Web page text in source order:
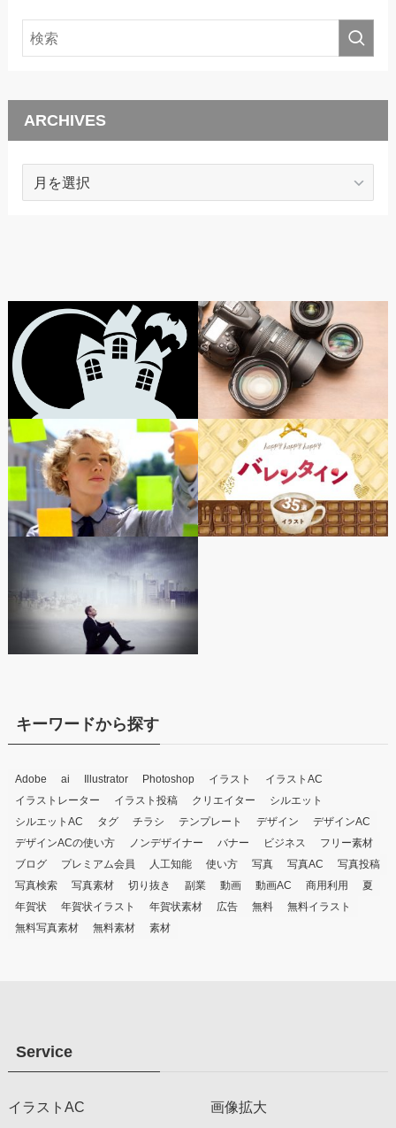
ARCHIVES
ARCHIVES
キーワードから探す
Adobe ai Illustrator Photoshop イラスト
イラストAC
イラストレーター
イラスト投稿 クリエイター
シルエット
シルエットAC
タグ チラシ テンプレート デザイン
デザインAC
デザインACの使い方
ノンデザイナー バナー ビジネス
フリー素材
ブログ
プレミアム会員 人工知能 使い方 写真 写真AC
写真投稿
写真検索
写真素材 切り抜き 副業 動画 動画AC 商用利用
夏
年賀状
年賀状イラスト 年賀状素材 広告 無料
無料イラスト
無料写真素材
無料素材 素材
Service
イラストAC 画像拡大